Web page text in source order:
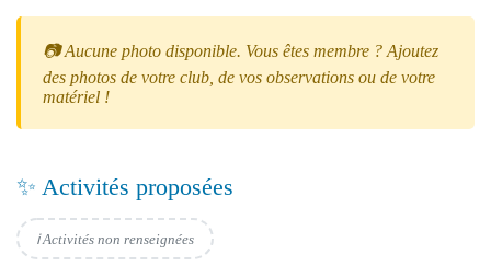
📷 Aucune photo disponible. Vous êtes membre ? Ajoutez
des photos de votre club, de vos observations ou de votre
matériel !
✨ Activités proposées
ℹ️ Activités non renseignées